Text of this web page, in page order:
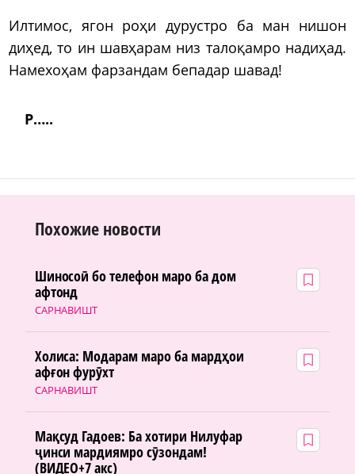
Илтимос, ягон роҳи дурустро ба ман нишон
диҳед, то ин шавҳарам низ талоқамро надиҳад.
Намехоҳам фарзандам бепадар шавад!
Р…..
Похожие новости
САРНАВИШТ
Шиносоӣ бо телефон маро ба дом
афтонд
САРНАВИШТ
Холиса: Модарам маро ба мардҳои
афғон фурӯхт
Мақсуд Гадоев: Ба хотири Нилуфар
ҷинси мардиямро сӯзондам!
(ВИДЕО+7 акс)